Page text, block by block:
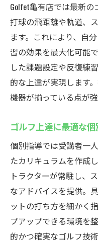
個別指導でゴ
きる
ゴルフェ亀有
者に人気
安心して始め
ルの特典
初心者の不安
クール選び
駅近で便利な亀
駅近インドア
が魅力
ゴルフェ亀有
ったり
アクセス抜群
Golfet亀有店では最新の
打球の飛距離や軌道、
ます。これにより、自
習の効果を最大化可能
した課題設定や反復練
的な上達が実現します
機器が揃っている点が強
ゴルフ上達に最適な
個別指導では受講者一
たカリキュラムを作成
トラクターが常駐し、
なアドバイスを提供。
ットの打ち方を細かく
プアップできる環境を
的かつ確実なゴルフ技